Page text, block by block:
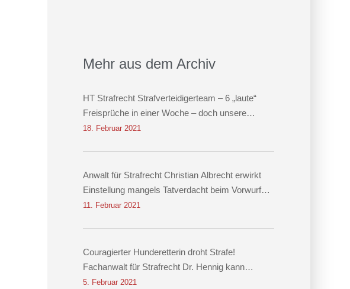
Mehr aus dem Archiv
HT Strafrecht Strafverteidigerteam – 6 „laute“
Freisprüche in einer Woche – doch unsere
größten Erfolge sind leise
18. Februar 2021
Anwalt für Strafrecht Christian Albrecht erwirkt
Einstellung mangels Tatverdacht beim Vorwurf
des räuberischen Diebstahls sowie der
11. Februar 2021
Couragierter Hunderetterin droht Strafe!
Fachanwalt für Strafrecht Dr. Hennig kann
Einstellung erwirken!
5. Februar 2021